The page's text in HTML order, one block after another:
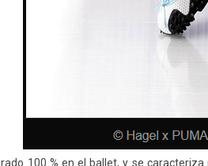
100 % en el ballet, y se